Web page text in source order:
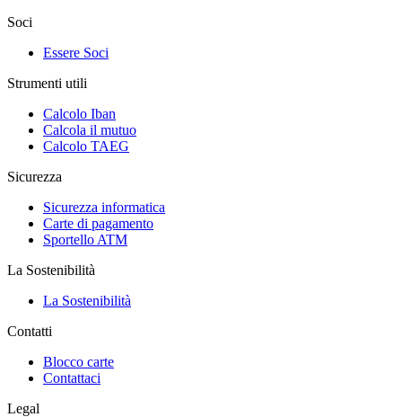
Soci
Essere Soci
Strumenti utili
Calcolo Iban
Calcola il mutuo
Calcolo TAEG
Sicurezza
Sicurezza informatica
Carte di pagamento
Sportello ATM
La Sostenibilità
La Sostenibilità
Contatti
Blocco carte
Contattaci
Legal